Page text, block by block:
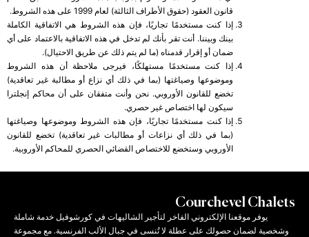
قانون العقود (حقوق الأطراف الثالثة) لعام 1999 على هذه الشروط.
إذا كنت مستخدمًا تجاريًا، فإن هذه الشروط هي الاتفاقية الكاملة
بينك وبيننا. أنت تقر بأنك لم تدخل في هذه الاتفاقية بالاعتماد على أي
ضمان أو إقرار قدمناه (ما لم يتم ذلك عن طريق الاحتيال).
إذا كنت مستخدمًا مستهلكًا، فيرجى ملاحظة أن هذه الشروط
وموضوعها وصياغتها (بما في ذلك أي نزاع أو مطالبة غير تعاقدية)
تخضع للقانون الأوروبي. نحن وأنت متفقان على أن محاكم إنجلترا
سيكون لها اختصاص غير حصري.
إذا كنت مستخدمًا تجاريًا، فإن هذه الشروط وموضوعها وصياغتها
(بما في ذلك أي نزاعات أو مطالبات غير تعاقدية) تخضع للقانون
الأوروبي وستخضع للاختصاص القضائي الحصري للمحاكم الأوروبية.
Courchevel Chalets
يوفر موقعنا الإلكتروني الفاخر لتأجير الشاليهات في كورشوفيل خدمة شاملة
وشخصية لضمان حصولك على عطلة لا تُنسى في جبال الألب الفرنسية. مع مجموعة